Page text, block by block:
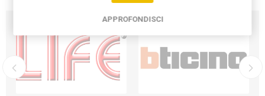
APPROFONDISCI